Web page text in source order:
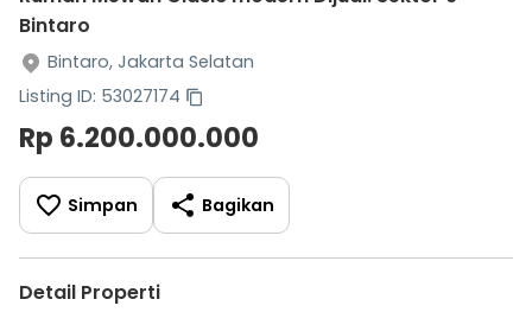
Bintaro
Bintaro, Jakarta Selatan
Listing ID: 53027174
Rp 6.200.000.000
Simpan Bagikan
Detail Properti